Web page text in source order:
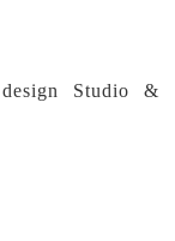
Studio &